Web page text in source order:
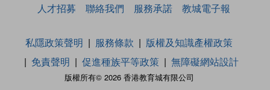
人才招募
聯絡我們 服務承諾 教城電子報
版權所有© 2026 香港教育城有限公司
私隱政策聲明 服務條款
版權及知識產權政策
免責聲明
促進種族平等政策 無障礙網站設計